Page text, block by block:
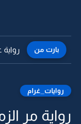
بارت من
روايات_غرام
رواية مر